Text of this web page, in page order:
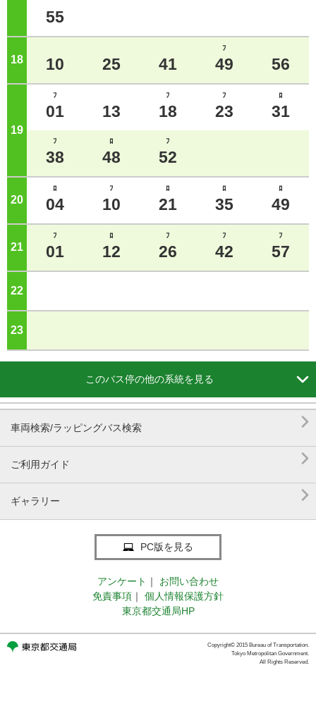
55
18 10 25 41
ﾌ
49 56
19 ジ
ﾌ
01 13
ﾌ
18
ﾌ
23
ﾛ
31
ﾌ
38
ﾛ
48
ﾌ
52
20
ﾛ
04
ﾌ
10
ﾛ
21
ﾛ
35
ﾛ
49
21
ﾌ
01
ﾛ
12
ﾌ
26
ﾌ
42
ﾌ
57
22
23
このバス停の他の系統を見る 
車両検索/ラッピングバス検索 
ご利用ガイド 
ギャラリー 
PC版を見る
アンケート ｜
お問い合わせ
免責事項 ｜
個人情報保護方針
東京都交通局HP
Copyright© 2015 Bureau of Transportation.
Tokyo Metropolitan Government.
All Rights Reserved.